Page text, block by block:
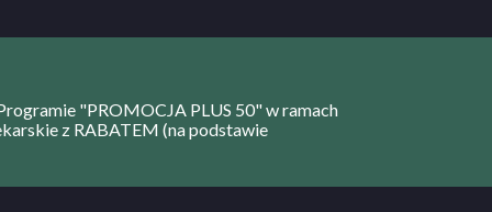
"PROMOCJA PLUS 50" w ramach
z RABATEM (na podstawie